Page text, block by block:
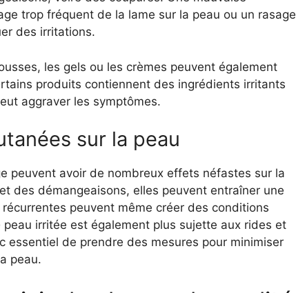
trop fréquent de la lame sur la peau ou un rasage
des irritations.
les gels ou les crèmes peuvent également
produits contiennent des ingrédients irritants
aggraver les symptômes.
sur la peau
peuvent avoir de nombreux effets néfastes sur la
des démangeaisons, elles peuvent entraîner une
peuvent même créer des conditions
irritée est également plus sujette aux rides et
essentiel de prendre des mesures pour minimiser
peau.